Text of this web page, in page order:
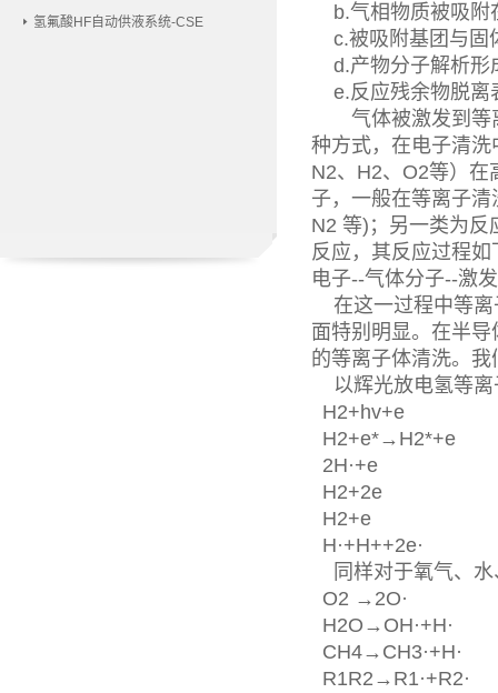
氢氟酸HF自动供液系统-CSE
b.气相物质被吸附
c.被吸附基团与固
d.产物分子解析形
e.反应残余物脱离
气体被激发到等离
种方式，在电子清
N2、H2、O2等）在
子，一般在等离子
N2 等)；另一类为反
反应，其反应过程
电子--气体分子--激
在这一过程中等离
面特别明显。在半
的等离子体清洗。
以辉光放电氢等离
H2+hv+e
H2+e*→H2*+e
2H·+e
H2+2e
H2+e
H·+H++2e·
同样对于氧气、水
O2 →2O·
H2O→OH·+H·
CH4→CH3·+H·
R1R2→R1·+R2·